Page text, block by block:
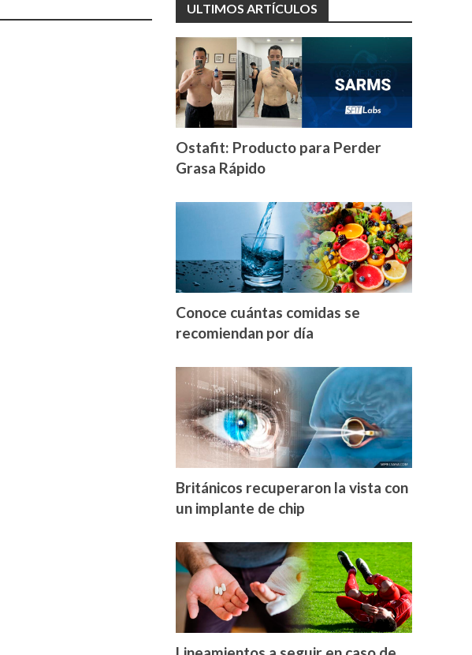
ULTIMOS ARTÍCULOS
Ostafit: Producto para Perder
Grasa Rápido
Conoce cuántas comidas se
recomiendan por día
Británicos recuperaron la vista con
un implante de chip